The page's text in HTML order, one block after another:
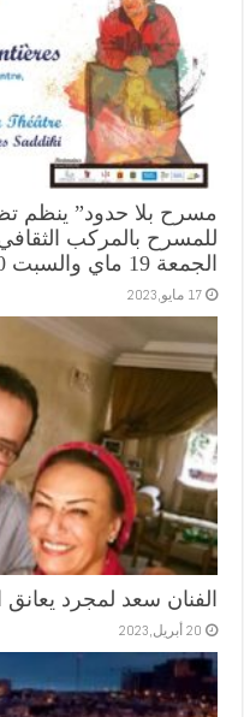
مسرح بلا حدود” ينظم
للمسرح بالمركب
الجمعة 19 ماي والسبت 20 ماي
17 مايو,2023
الفنان سعد لمجرد يعانق
20 أبريل,2023